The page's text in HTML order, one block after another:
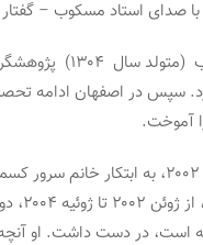
صدای استاد مسکوب –
شاهرخ
آموخت.
در بهار سال ۲۰۰۲، به
است، در دست داشت. او